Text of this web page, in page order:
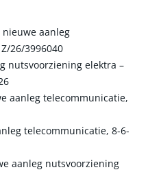
aanleg
26/3996040
nutsvoorziening elektra –
aanleg telecommunicatie,
telecommunicatie, 8-6-
aanleg nutsvoorziening